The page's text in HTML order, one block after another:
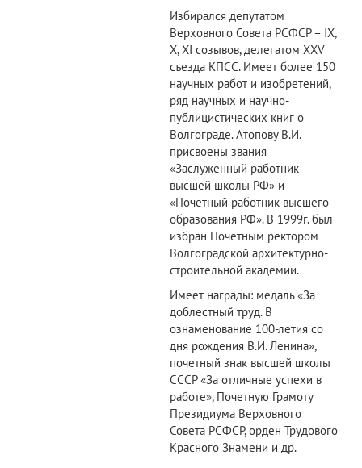
Избирался депутатом
Верховного Совета РСФСР – IX,
X, XI созывов, делегатом XXV
съезда КПСС. Имеет более 150
научных работ и изобретений,
ряд научных и научно-
публицистических книг о
Волгограде. Атопову В.И.
присвоены звания
«Заслуженный работник
высшей школы РФ» и
«Почетный работник высшего
образования РФ». В 1999г. был
избран Почетным ректором
Волгоградской архитектурно-
строительной академии.
Имеет награды: медаль «За
доблестный труд. В
ознаменование 100-летия со
дня рождения В.И. Ленина»,
почетный знак высшей школы
СССР «За отличные успехи в
работе», Почетную Грамоту
Президиума Верховного
Совета РСФСР, орден Трудового
Красного Знамени и др.